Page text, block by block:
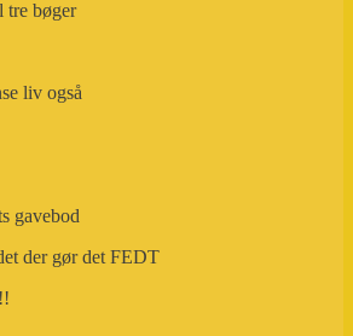
tre bøger
liv også
gavebod
der gør det FEDT